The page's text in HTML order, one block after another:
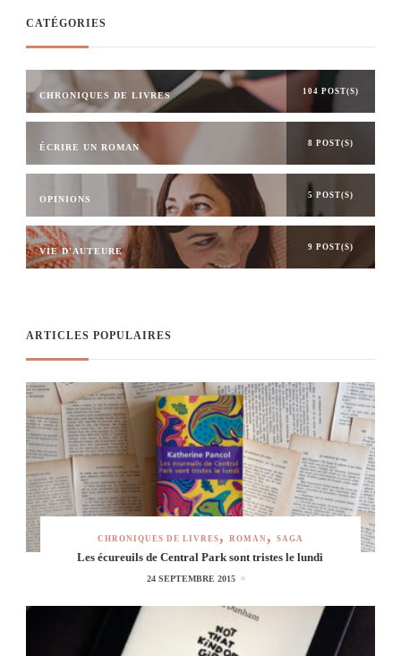
CATÉGORIES
CHRONIQUES DE LIVRES 104 POST(S)
ÉCRIRE UN ROMAN 8 POST(S)
OPINIONS 5 POST(S)
VIE D'AUTEURE 9 POST(S)
ARTICLES POPULAIRES
CHRONIQUES DE LIVRES ROMAN SAGA
Les écureuils de Central Park sont tristes le lundi
24 SEPTEMBRE 2015